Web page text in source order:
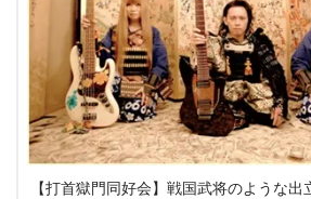
【打首獄門同好会】戦国武将のような出